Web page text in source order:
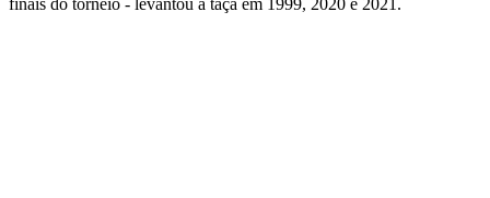
finais do torneio - levantou a taça em 1999, 2020 e 2021.